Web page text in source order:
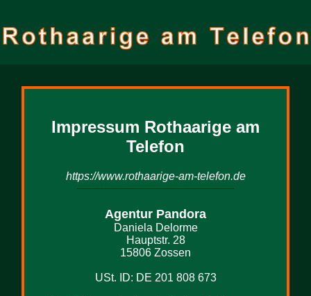
Impressum Rothaarige am
Telefon
https://www.rothaarige-am-telefon.de
Agentur Pandora
Daniela Delorme
Hauptstr. 28
15806 Zossen
USt. ID: DE 201 808 673